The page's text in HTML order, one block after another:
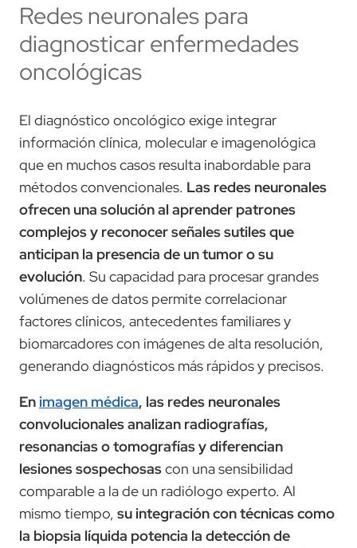
Redes neuronales para
diagnosticar enfermedades
oncológicas
El diagnóstico oncológico exige integrar
información clínica, molecular e imagenológica
que en muchos casos resulta inabordable para
métodos convencionales. Las redes neuronales
ofrecen una solución al aprender patrones
complejos y reconocer señales sutiles que
anticipan la presencia de un tumor o su
evolución. Su capacidad para procesar grandes
volúmenes de datos permite correlacionar
factores clínicos, antecedentes familiares y
biomarcadores con imágenes de alta resolución,
generando diagnósticos más rápidos y precisos.
En imagen médica, las redes neuronales
convolucionales analizan radiografías,
resonancias o tomografías y diferencian
lesiones sospechosascon una sensibilidad
comparable a la de un radiólogo experto. Al
mismo tiempo, su integración con técnicas como
la biopsia líquida potencia la detección de